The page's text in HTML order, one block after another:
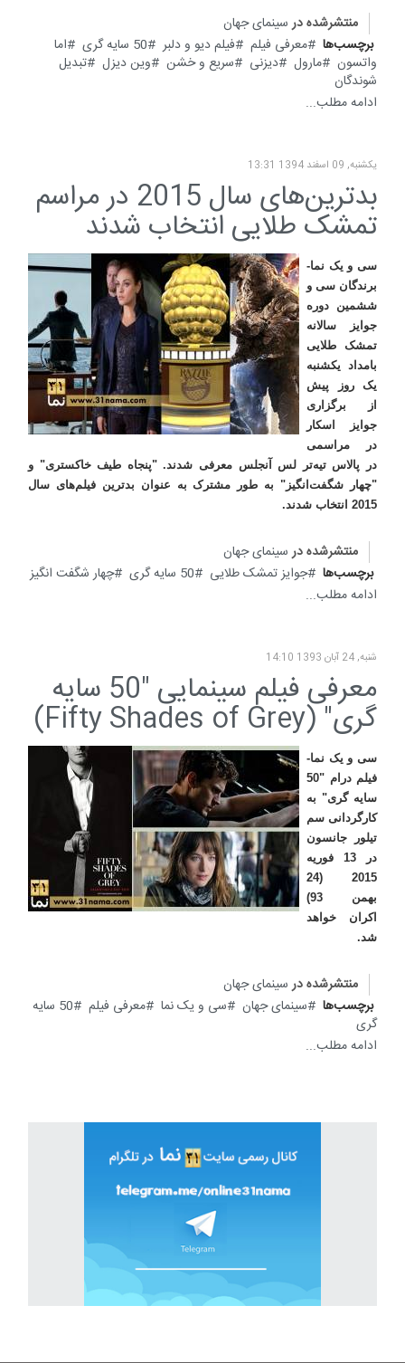
منتشرشده در سینمای جهان
برچسب‌ها
معرفی فیلم فیلم دیو و دلبر 50 سایه گری
اما
واتسون
مارول دیزنی سریع و خشن وین دیزل
تبدیل
شوندگان
ادامه مطلب...
یکشنبه, 09 اسفند 1394 13:31
بدترین‌های سال 2015 در مراسم
تمشک طلایی انتخاب شدند
سی و یک نما-
برندگان سی و
ششمین دوره
جوایز سالانه
تمشک طلایی
بامداد یکشنبه
یک روز پیش
از برگزاری
جوایز اسکار
در مراسمی
در پالاس تیه‌تر لس آنجلس معرفی شدند. "پنجاه طیف خاکستری" و
"چهار شگفت‌انگیز" به طور مشترک به عنوان بدترین فیلم‌های سال
2015 انتخاب شدند.
منتشرشده در سینمای جهان
برچسب‌ها
جوایز تمشک طلایی 50 سایه گری
چهار شگفت انگیز
ادامه مطلب...
شنبه, 24 آبان 1393 14:10
معرفی فیلم سینمایی "50 سایه
گری" (Fifty Shades of Grey)
سی و یک نما-
فیلم درام "50
سایه گری" به
کارگردانی سم
تیلور جانسون
در 13 فوریه
2015 (24
بهمن 93)
اکران خواهد
شد.
منتشرشده در سینمای جهان
برچسب‌ها
سینمای جهان سی و یک نما معرفی فیلم
50 سایه
گری
ادامه مطلب...